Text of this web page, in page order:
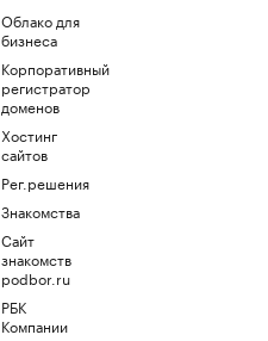
Облако для
бизнеса
Корпоративный
регистратор
доменов
Хостинг
сайтов
Рег.решения
Знакомства
Сайт
знакомств
podbor.ru
РБК
Компании